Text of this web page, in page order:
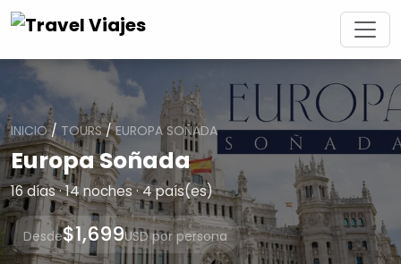
INICIO/ TOURS/EUROPA SOÑADA
Europa Soñada
16 días · 14 noches · 4 país(es)
Desde$1,699USD por persona